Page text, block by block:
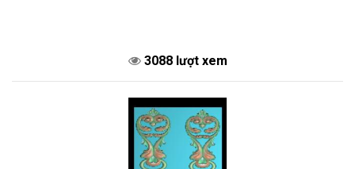
3088 lượt xem